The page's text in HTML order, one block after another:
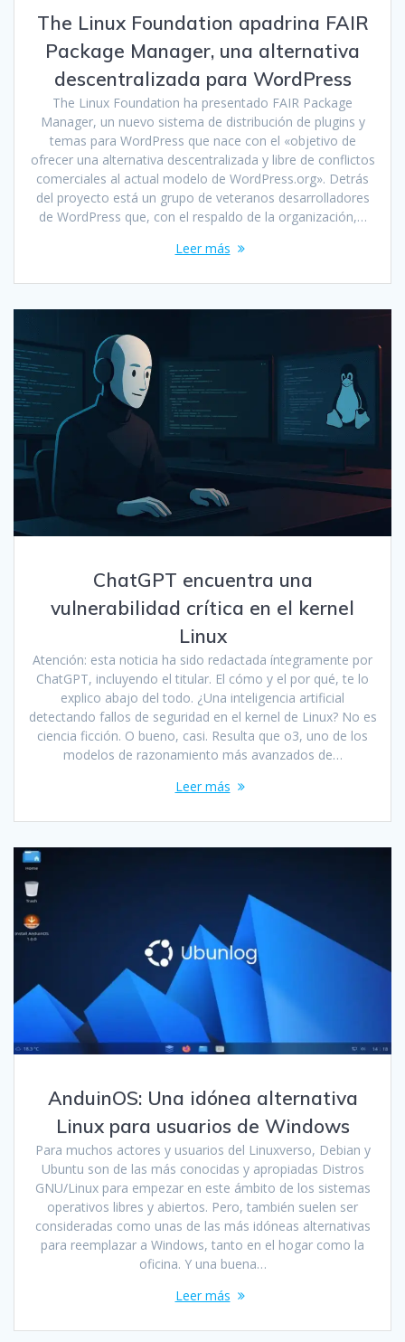
The Linux Foundation apadrina FAIR
Package Manager, una alternativa
descentralizada para WordPress
The Linux Foundation ha presentado FAIR Package
Manager, un nuevo sistema de distribución de plugins y
temas para WordPress que nace con el «objetivo de
ofrecer una alternativa descentralizada y libre de conflictos
comerciales al actual modelo de WordPress.org». Detrás
del proyecto está un grupo de veteranos desarrolladores
de WordPress que, con el respaldo de la organización,…
Leer más
ChatGPT encuentra una
vulnerabilidad crítica en el kernel
Linux
Atención: esta noticia ha sido redactada íntegramente por
ChatGPT, incluyendo el titular. El cómo y el por qué, te lo
explico abajo del todo. ¿Una inteligencia artificial
detectando fallos de seguridad en el kernel de Linux? No es
ciencia ficción. O bueno, casi. Resulta que o3, uno de los
modelos de razonamiento más avanzados de…
Leer más
AnduinOS: Una idónea alternativa
Linux para usuarios de Windows
Para muchos actores y usuarios del Linuxverso, Debian y
Ubuntu son de las más conocidas y apropiadas Distros
GNU/Linux para empezar en este ámbito de los sistemas
operativos libres y abiertos. Pero, también suelen ser
consideradas como unas de las más idóneas alternativas
para reemplazar a Windows, tanto en el hogar como la
oficina. Y una buena…
Leer más